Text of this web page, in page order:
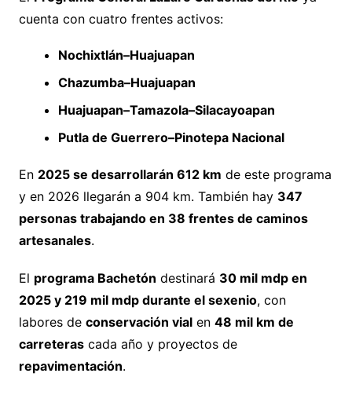
cuenta con cuatro frentes activos:
Nochixtlán–Huajuapan
Chazumba–Huajuapan
Huajuapan–Tamazola–Silacayoapan
Putla de Guerrero–Pinotepa Nacional
En 2025 se desarrollarán 612 km de este programa
y en 2026 llegarán a 904 km. También hay 347
personas trabajando en 38 frentes de caminos
artesanales.
El programa Bachetón destinará 30 mil mdp en
2025 y 219 mil mdp durante el sexenio, con
labores de conservación vialen 48 mil km de
carreterascada año y proyectos de
repavimentación.